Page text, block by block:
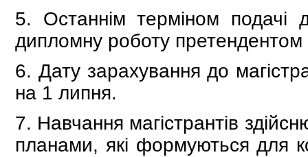
5. Останнім терміном подачі
дипломну роботу претендентом
6. Дату зарахування до
на 1 липня.
7. Навчання магістрантів
планами, які формуються для